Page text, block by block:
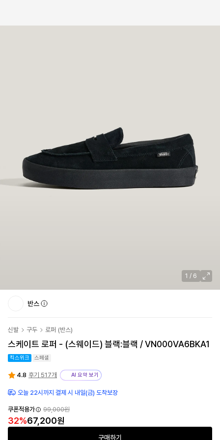
1 / 6
반스
신발 구두 로퍼 (반스)
스케이트 로퍼 - (스웨이드) 블랙:블랙 / VN000VA6BKA1
킥스위크 스페셜
4.8 후기 517개 AI 요약 보기
오늘 22시까지 결제 시 내일(금) 도착보장
쿠폰적용가 99,000원
32%67,200원
구매하기